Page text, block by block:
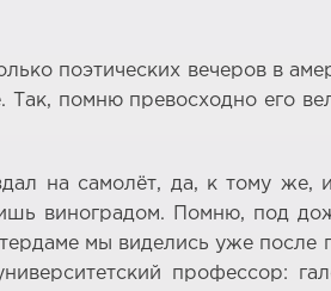
поэтических вечеров в
помню превосходно его
на самолёт, да, к тому же,
виноградом. Помню, под
мы виделись уже после
профессор: